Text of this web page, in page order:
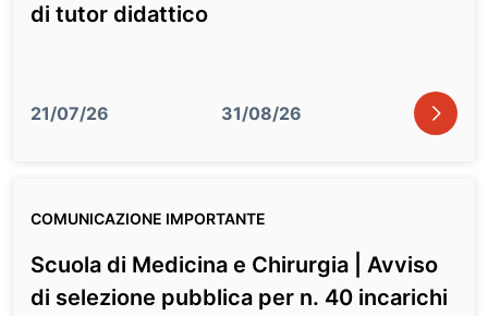
di tutor didattico
21/07/26 31/08/26 icon
COMUNICAZIONE IMPORTANTE
Scuola di Medicina e Chirurgia | Avviso
di selezione pubblica per n. 40 incarichi